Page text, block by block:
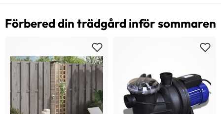
Förbered din trädgård inför sommaren